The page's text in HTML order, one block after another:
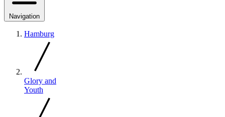
Navigation
Hamburg
Glory and
Youth